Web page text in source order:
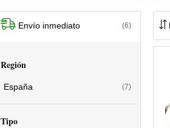
Envío inmediato (6)
Región
España (7)
Tipo